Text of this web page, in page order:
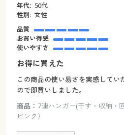
年代: 50代
性別: 女性
品質
お買い得感
使いやすさ
お得に買えた
この商品の使い易さを実感してい
ので即買いしました。
商品： 7連ハンガー(干す・収納・
ピンク）